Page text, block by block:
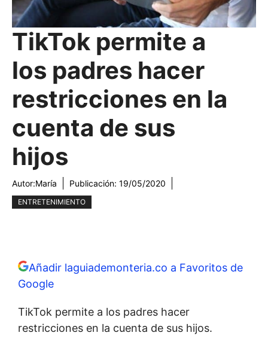
TikTok permite a
los padres hacer
restricciones en la
cuenta de sus
hijos
Autor:María Publicación: 19/05/2020
ENTRETENIMIENTO
Añadir laguiademonteria.co a Favoritos de
Google
TikTok permite a los padres hacer
restricciones en la cuenta de sus hijos.